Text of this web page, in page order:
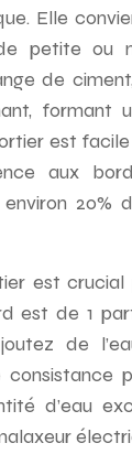
Elle
petite ou
de
formant
est
aux
est crucial
est de 1
de
d’eau